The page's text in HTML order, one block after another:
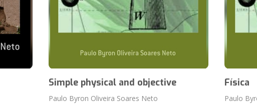
Simple physical and objective
Paulo Byron Oliveira Soares Neto
Física
Paulo